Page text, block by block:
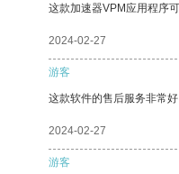
这款加速器VPM应用程序
2024-02-27
游客
这款软件的售后服务非常
2024-02-27
游客